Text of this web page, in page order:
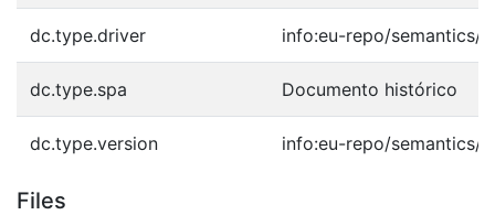
dc.type.driver info:eu-repo/semantics/
dc.type.spa Documento histórico
dc.type.version info:eu-repo/semantics/
Files